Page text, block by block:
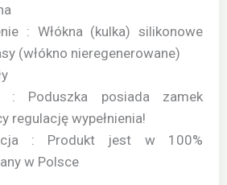
: Włókna (kulka) silikonowe
(włókno nieregenerowane)
Poduszka posiada zamek
regulację wypełnienia!
: Produkt jest w 100%
w Polsce